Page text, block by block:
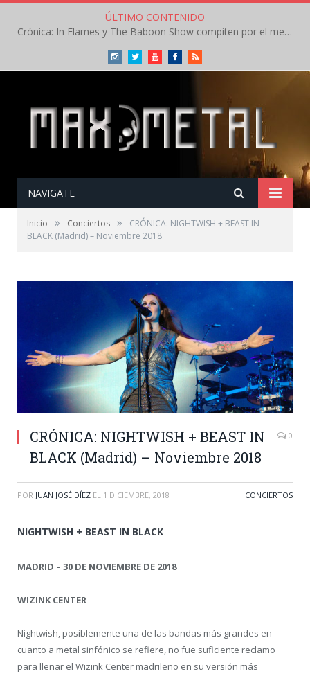
ÚLTIMO CONTENIDO
Crónica: In Flames y The Baboon Show compiten por el mejor concierto del día en el Leyendas del Rock – Viernes – Agosto 2026
InstagramTwitterYoutubeFacebookRSS
NAVIGATE
Inicio » Conciertos »
CRÓNICA: NIGHTWISH + BEAST IN
BLACK (Madrid) – Noviembre 2018
CRÓNICA: NIGHTWISH + BEAST IN
BLACK (Madrid) – Noviembre 2018
0
POR JUAN JOSÉ DÍEZ EL 1 DICIEMBRE, 2018 CONCIERTOS
NIGHTWISH + BEAST IN BLACK
MADRID – 30 DE NOVIEMBRE DE 2018
WIZINK CENTER
Nightwish, posiblemente una de las bandas más grandes en
cuanto a metal sinfónico se refiere, no fue suficiente reclamo
para llenar el Wizink Center madrileño en su versión más